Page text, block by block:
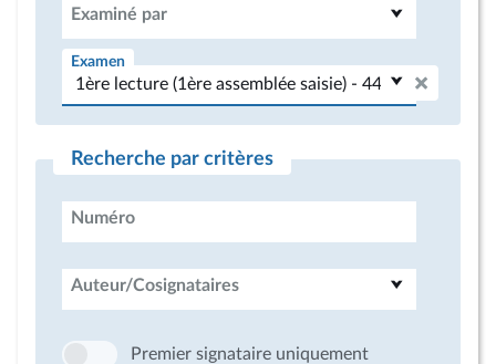
Examiné par
Examen
Recherche par critères
Numéro
Auteur/Cosignataires
Premier signataire uniquement